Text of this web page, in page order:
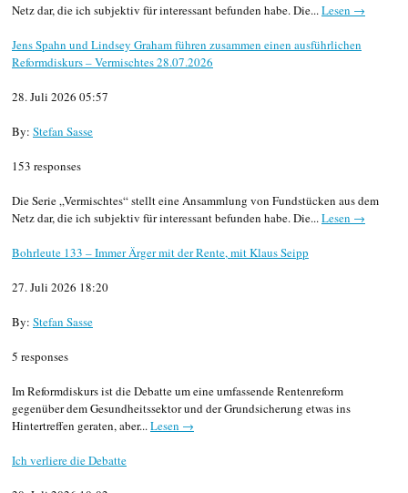
Netz dar, die ich subjektiv für interessant befunden habe. Die...Lesen →
Jens Spahn und Lindsey Graham führen zusammen einen ausführlichen
Reformdiskurs – Vermischtes 28.07.2026
28. Juli 2026 05:57
By: Stefan Sasse
153 responses
Die Serie „Vermischtes“ stellt eine Ansammlung von Fundstücken aus dem
Netz dar, die ich subjektiv für interessant befunden habe. Die...Lesen →
Bohrleute 133 – Immer Ärger mit der Rente, mit Klaus Seipp
27. Juli 2026 18:20
By: Stefan Sasse
5 responses
Im Reformdiskurs ist die Debatte um eine umfassende Rentenreform
gegenüber dem Gesundheitssektor und der Grundsicherung etwas ins
Hintertreffen geraten, aber...Lesen →
Ich verliere die Debatte